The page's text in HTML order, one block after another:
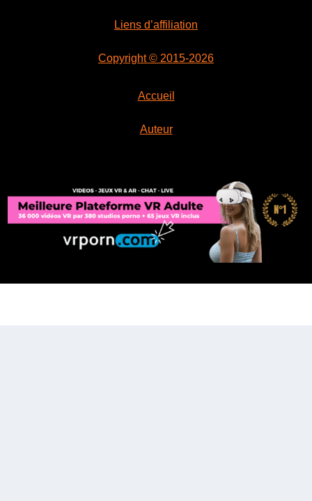
Liens d’affiliation
Copyright © 2015-2026
Accueil
Auteur